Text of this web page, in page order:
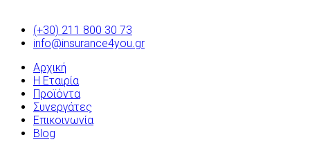
(+30) 211 800 30 73
info@insurance4you.gr
Αρχική
Η Εταιρία
Προϊόντα
Συνεργάτες
Επικοινωνία
Blog